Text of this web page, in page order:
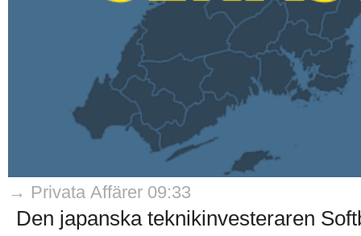
→ Privata Affärer 09:33
Den japanska teknikinvesteraren